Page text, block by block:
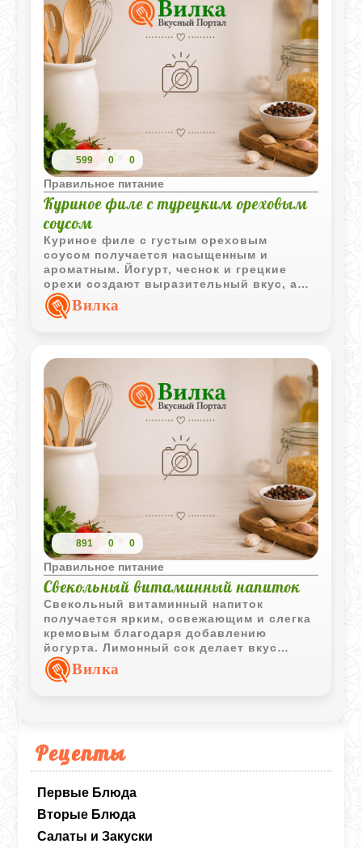
Рецепты
Первые Блюда
Вторые Блюда
Салаты и Закуски
599 0 0
Правильное питание
Куриное филе с турецким ореховым
соусом
Куриное филе с густым ореховым
соусом получается насыщенным и
ароматным. Йогурт, чеснок и грецкие
орехи создают выразительный вкус, а
свежая мята делает подачу более яркой.
Вилка
891 0 0
Правильное питание
Свекольный витаминный напиток
Свекольный витаминный напиток
получается ярким, освежающим и слегка
кремовым благодаря добавлению
йогурта. Лимонный сок делает вкус
более свежим и сбалансированным.
Вилка